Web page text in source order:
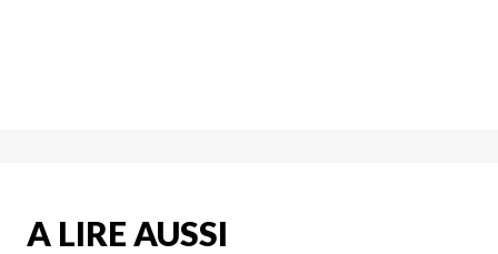
A LIRE AUSSI